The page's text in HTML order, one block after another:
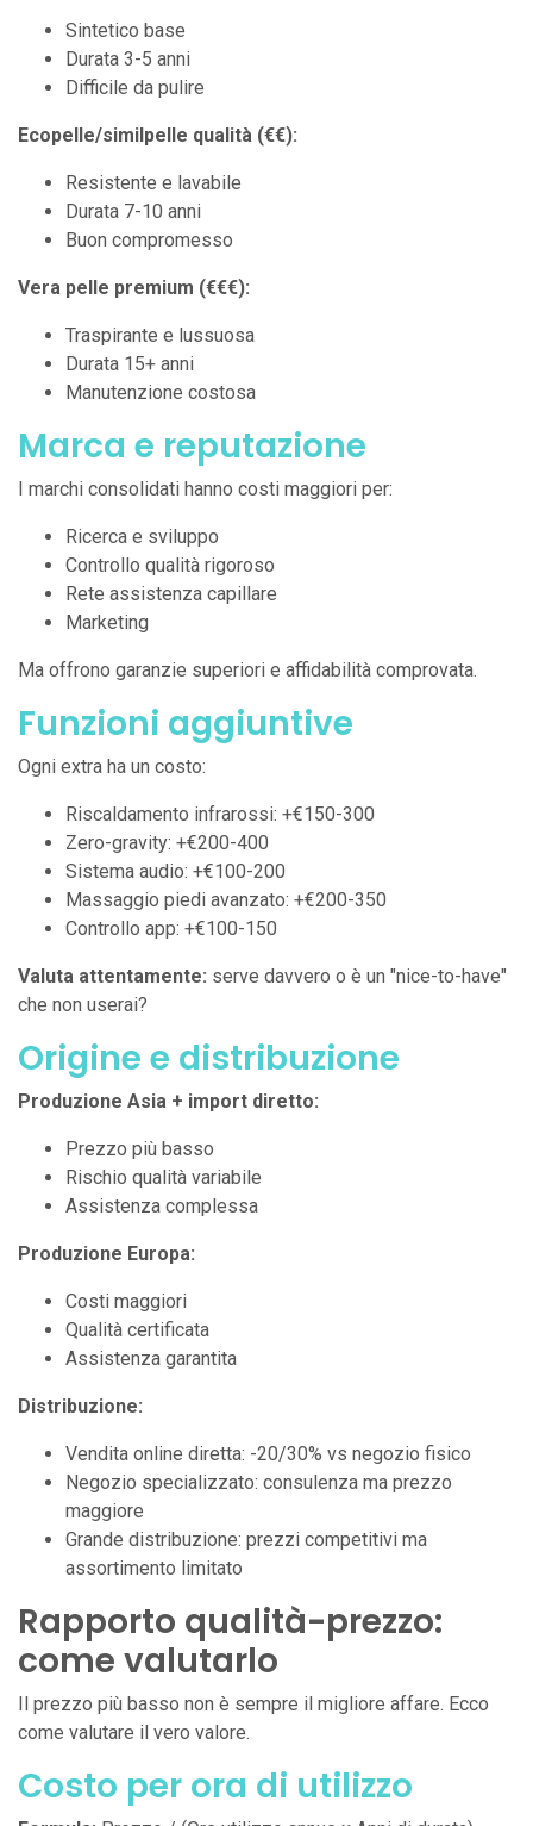
Sintetico base
Durata 3-5 anni
Difficile da pulire
Ecopelle/similpelle qualità (€€):
Resistente e lavabile
Durata 7-10 anni
Buon compromesso
Vera pelle premium (€€€):
Traspirante e lussuosa
Durata 15+ anni
Manutenzione costosa
Marca e reputazione
I marchi consolidati hanno costi maggiori per:
Ricerca e sviluppo
Controllo qualità rigoroso
Rete assistenza capillare
Marketing
Ma offrono garanzie superiori e affidabilità comprovata.
Funzioni aggiuntive
Ogni extra ha un costo:
Riscaldamento infrarossi: +€150-300
Zero-gravity: +€200-400
Sistema audio: +€100-200
Massaggio piedi avanzato: +€200-350
Controllo app: +€100-150
Valuta attentamente: serve davvero o è un "nice-to-have"
che non userai?
Origine e distribuzione
Produzione Asia + import diretto:
Prezzo più basso
Rischio qualità variabile
Assistenza complessa
Produzione Europa:
Costi maggiori
Qualità certificata
Assistenza garantita
Distribuzione:
Vendita online diretta: -20/30% vs negozio fisico
Negozio specializzato: consulenza ma prezzo
maggiore
Grande distribuzione: prezzi competitivi ma
assortimento limitato
Rapporto qualità-prezzo:
come valutarlo
Il prezzo più basso non è sempre il migliore affare. Ecco
come valutare il vero valore.
Costo per ora di utilizzo